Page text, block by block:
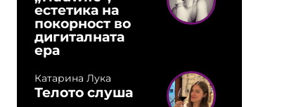
естетика на
покорност во
дигиталната
ера
Катарина Лука
Телото слуша